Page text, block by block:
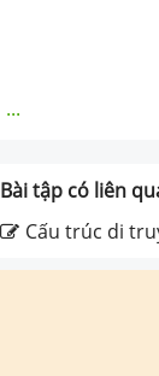
...
Bài tập có liên
Cấu trúc di